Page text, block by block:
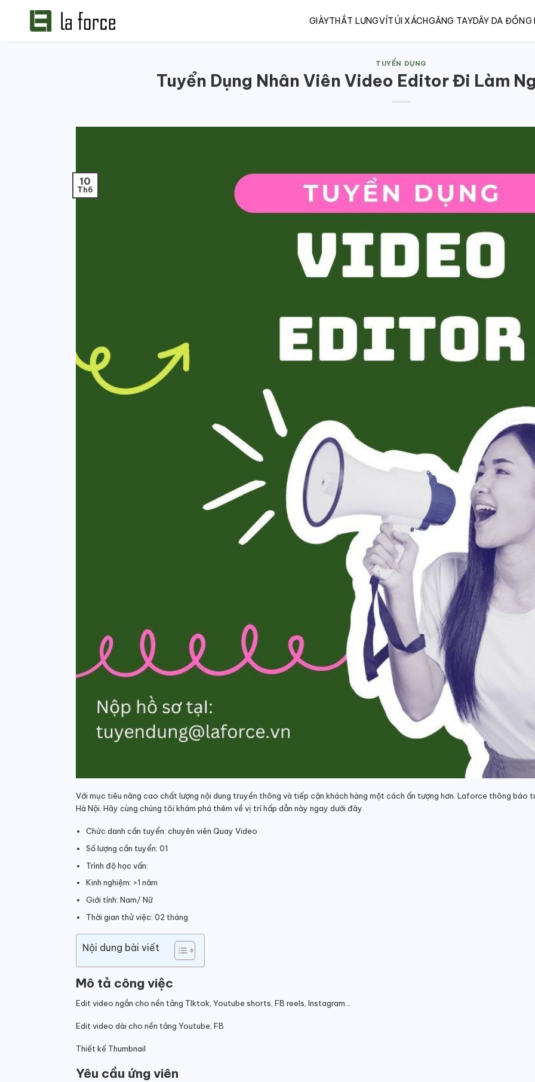
GIÀYTHẮT LƯNGVÍTÚI XÁCHGĂNG TAYDÂY DA ĐỒNG
TUYỂN DỤNG
Tuyển Dụng Nhân Viên Video Editor Đi Làm
10
Th6
Với mục tiêu nâng cao chất lượng nội dung truyền thông và tiếp cận khách hàng một cách ấn tượng hơn. Laforce thông báo
Hà Nội. Hãy cùng chúng tôi khám phá thêm về vị trí hấp dẫn này ngay dưới đây.
Chức danh cần tuyển: chuyên viên Quay Video
Số lượng cần tuyển: 01
Trình độ học vấn:
Kinh nghiệm: >1 năm
Giới tính: Nam/ Nữ
Thời gian thử việc: 02 tháng
Nội dung bài viết
Mô tả công việc
Edit video ngắn cho nền tảng TIktok, Youtube shorts, FB reels, Instagram…
Edit video dài cho nền tảng Youtube, FB
Thiết kế Thumbnail
Yêu cầu ứng viên